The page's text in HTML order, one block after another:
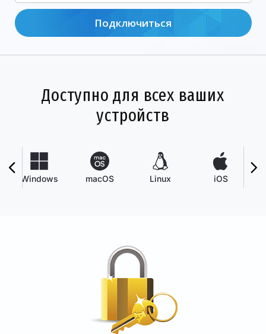
Подключиться
Доступно для всех ваших
устройств
Windows macOS Linux iOS